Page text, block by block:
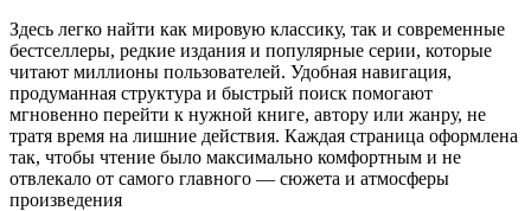
Здесь легко найти как мировую классику, так и современные
бестселлеры, редкие издания и популярные серии, которые
читают миллионы пользователей. Удобная навигация,
продуманная структура и быстрый поиск помогают
мгновенно перейти к нужной книге, автору или жанру, не
тратя время на лишние действия. Каждая страница оформлена
так, чтобы чтение было максимально комфортным и не
отвлекало от самого главного — сюжета и атмосферы
произведения